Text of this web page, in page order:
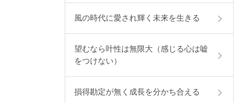
風の時代に愛され輝く未来を生きる
望むなら叶性は無限大（感じる心は嘘
をつけない）
損得勘定が無く成長を分かち合える